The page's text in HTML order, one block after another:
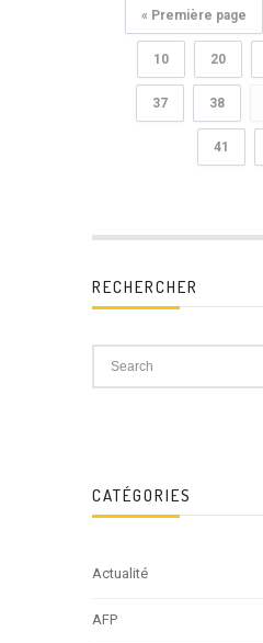
« Première page
10 20
37 38
41
RECHERCHER
CATÉGORIES
Actualité
AFP